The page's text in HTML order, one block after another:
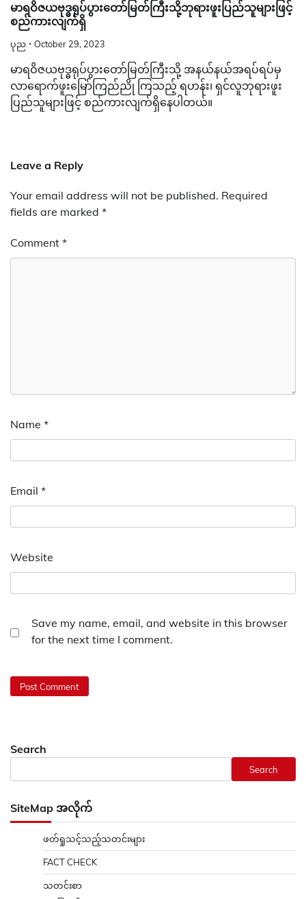
မာရဝိဇယဗုဒ္ဓရုပ်ပွားတော်မြတ်ကြီးသို့ဘုရားဖူးပြည်သူများဖြင့်
စည်ကားလျက်ရှိ
ပုည October 29, 2023
မာရဝိဇယဗုဒ္ဓရုပ်ပွားတော်မြတ်ကြီးသို့ အနယ်နယ်အရပ်ရပ်မှ
လာရောက်ဖူးမြော်ကြည်ညို ကြသည့် ရဟန်း၊ ရှင်လူဘုရားဖူး
ပြည်သူများဖြင့် စည်ကားလျက်ရှိနေပါတယ်။
Leave a Reply
Your email address will not be published. Required
fields are marked *
Comment *
Name *
Email *
Website
Save my name, email, and website in this browser
for the next time I comment.
Search
Search
SiteMap အလိုက်
ဖတ်ရှုသင့်သည့်သတင်းများ
FACT CHECK
သတင်းစာ